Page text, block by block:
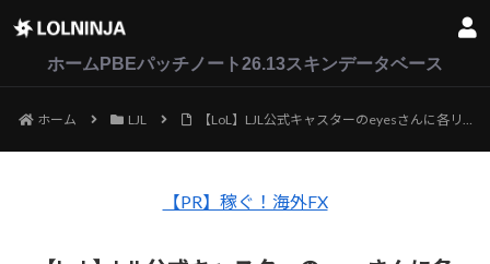
ホーム PBEパッチノート26.13スキンデータベース
ホーム LJL 【LoL】LJL公式キャスターのeyesさんに各リーグの見どころや注目選手を聞いてみた（LJL編）
【PR】稼ぐ！海外FX